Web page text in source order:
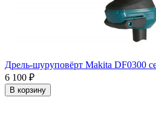
Дрель-шуруповёрт Makita DF0300
6 100 ₽
В корзину